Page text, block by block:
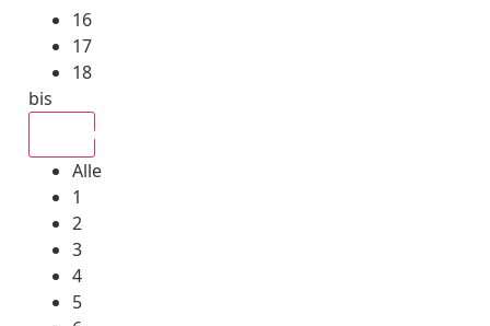
16
17
18
bis
Alle
1
2
3
4
5